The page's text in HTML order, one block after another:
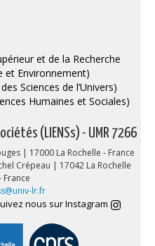
et de la Recherche
et Environnement)
Sciences de l’Univers)
Humaines et Sociales)
(LIENSs) - UMR 7266
| 17000 La Rochelle - France
Crépeau | 17042 La Rochelle
France
lr.fr
nous sur Instagram